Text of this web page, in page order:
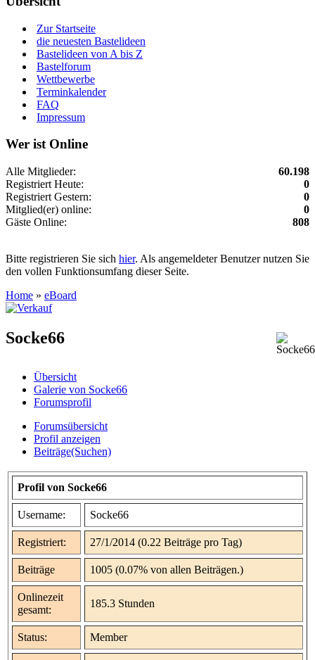
Zur Startseite
die neuesten Bastelideen
Bastelideen von A bis Z
Bastelforum
Wettbewerbe
Terminkalender
FAQ
Impressum
Wer ist Online
Alle Mitglieder:
60.198
Registriert Heute:
0
Registriert Gestern:
0
Mitglied(er) online:
0
Gäste Online:
808
Bitte registrieren Sie sich hier. Als angemeldeter Benutzer nutzen Sie
den vollen Funktionsumfang dieser Seite.
Home » eBoard
Socke66
Übersicht
Galerie von Socke66
Forumsprofil
Forumsübersicht
Profil anzeigen
Beiträge(Suchen)
Profil von Socke66
Username: Socke66
Registriert: 27/1/2014 (0.22 Beiträge pro Tag)
Beiträge 1005 (0.07% von allen Beiträgen.)
Onlinezeit
gesamt:
185.3 Stunden
Status: Member